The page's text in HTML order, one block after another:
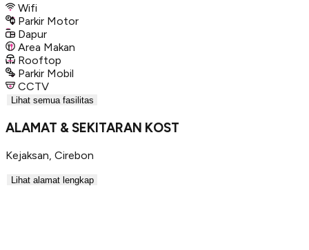
Wifi
Parkir Motor
Dapur
Area Makan
Rooftop
Parkir Mobil
CCTV
Lihat semua fasilitas
ALAMAT & SEKITARAN KOST
Kejaksan Cirebon
Lihat alamat lengkap